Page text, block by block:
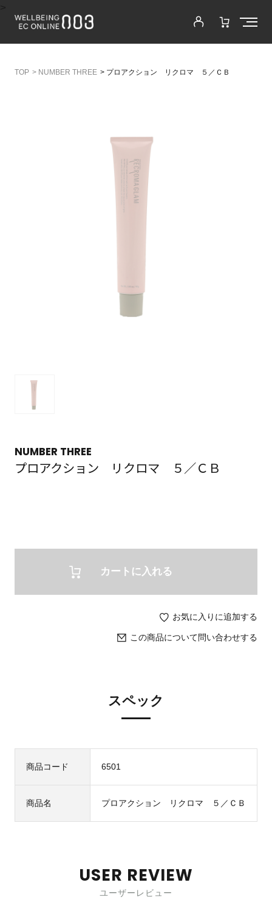
> NUMBER THREE > プロアクション リクロマ ５／ＣＢ
NUMBER THREE
プロアクション リクロマ ５／ＣＢ
カートに入れる
お気に入りに追加する
この商品について問い合わせする
スペック
商品コード 6501
商品名 プロアクション リクロマ ５／ＣＢ
USER REVIEW
ユーザーレビュー